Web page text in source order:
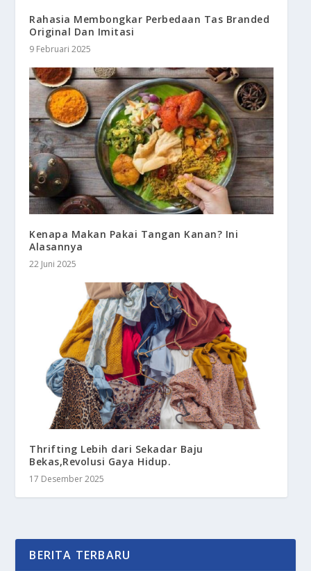
Rahasia Membongkar Perbedaan Tas Branded
Original Dan Imitasi
9 Februari 2025
Kenapa Makan Pakai Tangan Kanan? Ini
Alasannya
22 Juni 2025
Thrifting Lebih dari Sekadar Baju
Bekas,Revolusi Gaya Hidup.
17 Desember 2025
BERITA TERBARU